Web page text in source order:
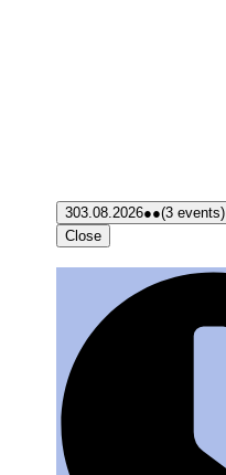
303.08.2026●●(3 events)
Close